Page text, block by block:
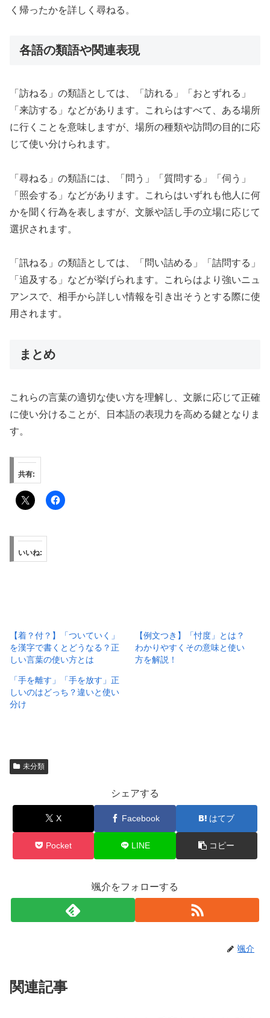
く帰ったかを詳しく尋ねる。
各語の類語や関連表現
「訪ねる」の類語としては、「訪れる」「おとずれる」
「来訪する」などがあります。これらはすべて、ある場所
に行くことを意味しますが、場所の種類や訪問の目的に応
じて使い分けられます。
「尋ねる」の類語には、「問う」「質問する」「伺う」
「照会する」などがあります。これらはいずれも他人に何
かを聞く行為を表しますが、文脈や話し手の立場に応じて
選択されます。
「訊ねる」の類語としては、「問い詰める」「詰問する」
「追及する」などが挙げられます。これらはより強いニュ
アンスで、相手から詳しい情報を引き出そうとする際に使
用されます。
まとめ
これらの言葉の適切な使い方を理解し、文脈に応じて正確
に使い分けることが、日本語の表現力を高める鍵となりま
す。
共有:
いいね:
【着？付？】「ついていく」
を漢字で書くとどうなる？正
しい言葉の使い方とは
【例文つき】「忖度」とは？
わかりやすくその意味と使い
方を解説！
「手を離す」「手を放す」正
しいのはどっち？違いと使い
分け
未分類
シェアする
X Facebook はてブ
Pocket LINE コピー
颯介をフォローする
颯介
関連記事